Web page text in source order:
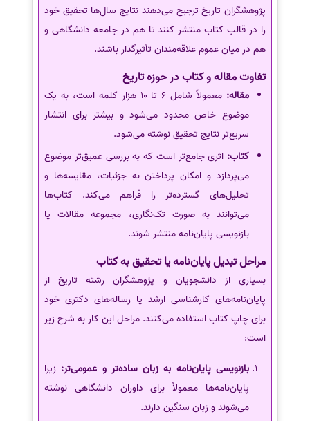
پژوهشگران تاریخ ترجیح می‌دهند نتایج سال‌ها تحقیق خود
را در قالب کتاب منتشر کنند تا هم در جامعه دانشگاهی و
هم در میان عموم علاقه‌مندان تأثیرگذار باشند.
تفاوت مقاله و کتاب در حوزه تاریخ
مقاله:
معمولاً شامل 6 تا 10 هزار کلمه است، به یک
موضوع خاص محدود می‌شود و بیشتر برای انتشار
سریع‌تر نتایج تحقیق نوشته می‌شود.
کتاب: اثری جامع‌تر است که به بررسی عمیق‌تر موضوع
می‌پردازد و امکان پرداختن به جزئیات، مقایسه‌ها و
تحلیل‌های گسترده‌تر را فراهم می‌کند. کتاب‌ها
می‌توانند به صورت تک‌نگاری، مجموعه مقالات یا
بازنویسی پایان‌نامه منتشر شوند.
مراحل تبدیل پایان‌نامه یا تحقیق به کتاب
بسیاری از دانشجویان و پژوهشگران رشته تاریخ از
پایان‌نامه‌های کارشناسی ارشد یا رساله‌های دکتری خود
برای چاپ کتاب استفاده می‌کنند. مراحل این کار به شرح زیر
است:
بازنویسی پایان‌نامه به زبان ساده‌تر و عمومی‌تر: زیرا
پایان‌نامه‌ها معمولاً برای داوران دانشگاهی نوشته
می‌شوند و زبان سنگین دارند.